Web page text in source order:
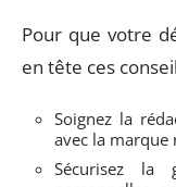
Pour que votre
en tête ces
Soignez la
avec la marque
Sécurisez